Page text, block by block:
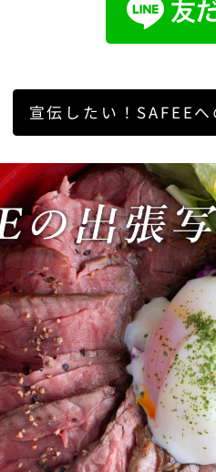
宣伝したい！SAFEE